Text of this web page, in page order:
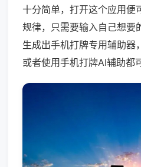
十分简单，打开这个应用便
规律，只需要输入自己想要
生成出手机打牌专用辅助器
或者使用手机打牌AI辅助都